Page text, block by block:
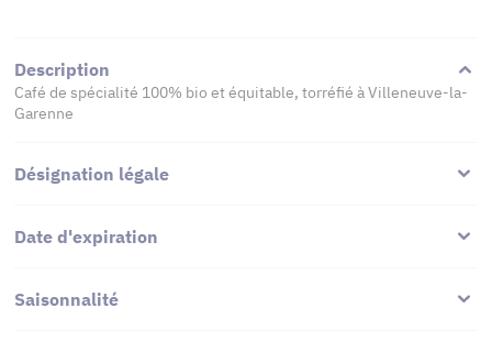
Description
Café de spécialité 100% bio et équitable, torréfié à Villeneuve-la-
Garenne
Désignation légale
Date d'expiration
Saisonnalité